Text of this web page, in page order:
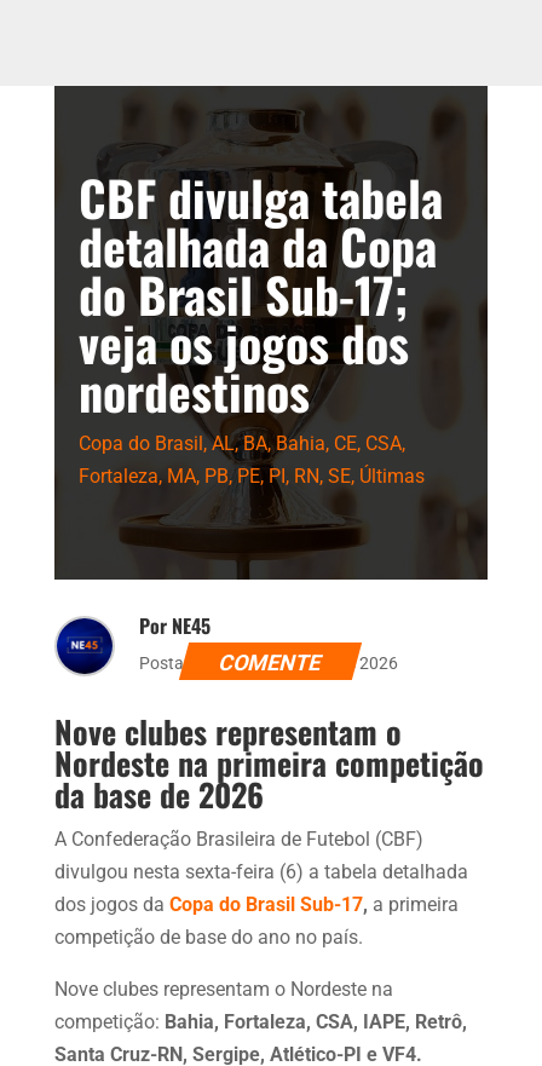
CBF divulga tabela
detalhada da Copa
do Brasil Sub-17;
veja os jogos dos
nordestinos
Copa do Brasil,AL,BA,Bahia, CE, CSA,
Fortaleza, MA, PB,PE, PI, RN, SE, Últimas
Por NE45
Postado dia 6 de fevereiro de 2026
COMENTE
Nove clubes representam o
Nordeste na primeira competição
da base de 2026
A Confederação Brasileira de Futebol (CBF)
divulgou nesta sexta-feira (6) a tabela detalhada
dos jogos da Copa do Brasil Sub-17, a primeira
competição de base do ano no país.
Nove clubes representam o Nordeste na
competição: Bahia, Fortaleza, CSA, IAPE, Retrô,
Santa Cruz-RN, Sergipe, Atlético-PI e VF4.